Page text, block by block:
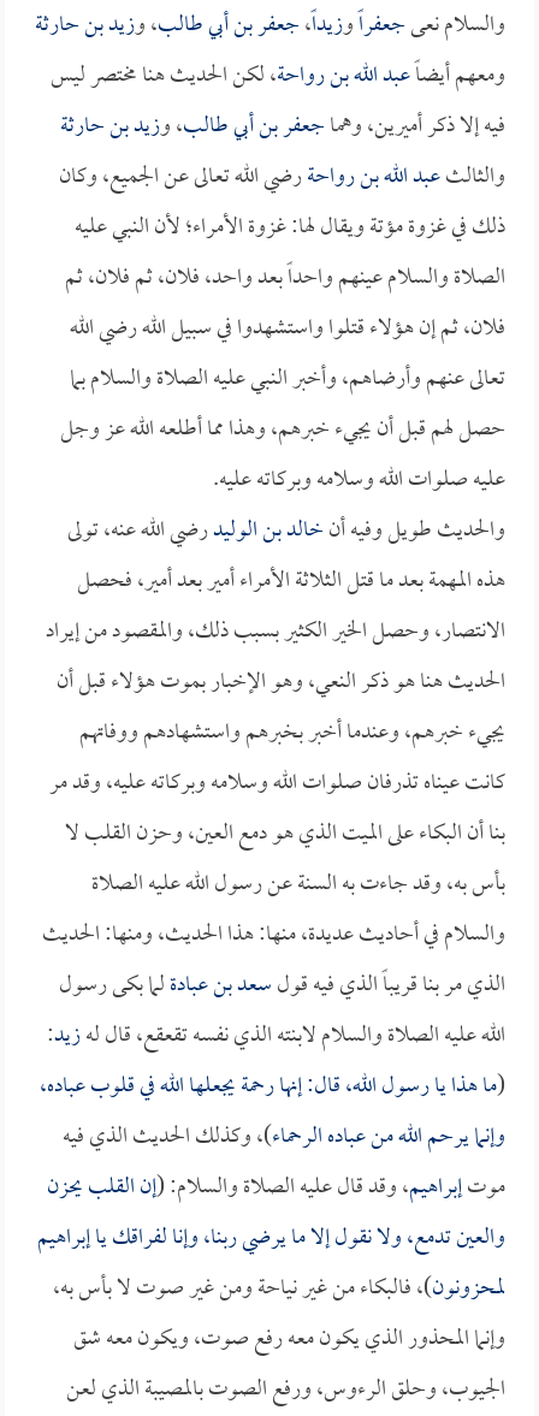
والسلام نعىجعفراًوزيداً،جعفر بن أبي طالب، وزيد بن حارثة
ومعهم أيضاًعبد الله بن رواحة، لكن الحديث هنا مختصر ليس
فيه إلا ذكر أميرين، وهماجعفر بن أبي طالب، وزيد بن حارثة
والثالثعبد الله بن رواحةرضي الله تعالى عن الجميع، وكان
ذلك في غزوة مؤتة ويقال لها: غزوة الأمراء؛ لأن النبي عليه
الصلاة والسلام عينهم واحداً بعد واحد، فلان، ثم فلان، ثم
فلان، ثم إن هؤلاء قتلوا واستشهدوا في سبيل الله رضي الله
تعالى عنهم وأرضاهم، وأخبر النبي عليه الصلاة والسلام بما
حصل لهم قبل أن يجيء خبرهم، وهذا مما أطلعه الله عز وجل
عليه صلوات الله وسلامه وبركاته عليه.
والحديث طويل وفيه أنخالد بن الوليدرضي الله عنه، تولى
هذه المهمة بعد ما قتل الثلاثة الأمراء أمير بعد أمير، فحصل
الانتصار، وحصل الخير الكثير بسبب ذلك، والمقصود من إيراد
الحديث هنا هو ذكر النعي، وهو الإخبار بموت هؤلاء قبل أن
يجيء خبرهم، وعندما أخبر بخبرهم واستشهادهم ووفاتهم
كانت عيناه تذرفان صلوات الله وسلامه وبركاته عليه، وقد مر
بنا أن البكاء على الميت الذي هو دمع العين، وحزن القلب لا
بأس به، وقد جاءت به السنة عن رسول الله عليه الصلاة
والسلام في أحاديث عديدة، منها: هذا الحديث، ومنها: الحديث
الذي مر بنا قريباً الذي فيه قولسعد بن عبادةلما بكى رسول
الله عليه الصلاة والسلام لابنته الذي نفسه تقعقع، قال لهزيد:
(ما هذا يا رسول الله، قال: إنها رحمة يجعلها الله في قلوب عباده،
وإنما يرحم الله من عباده الرحماء)، وكذلك الحديث الذي فيه
موتإبراهيم، وقد قال عليه الصلاة والسلام: (إن القلب يحزن
والعين تدمع، ولا نقول إلا ما يرضي ربنا، وإنا لفراقك ياإبراهيم
لمحزونون)، فالبكاء من غير نياحة ومن غير صوت لا بأس به،
وإنما المحذور الذي يكون معه رفع صوت، ويكون معه شق
الجيوب، وحلق الرءوس، ورفع الصوت بالمصيبة الذي لعن